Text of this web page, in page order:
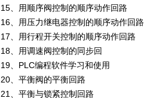
15、用顺序阀控制的顺序动作回路
16、用压力继电器控制的顺序动作回路
17、用行程开关控制的顺序动作回路
18、用调速阀控制的同步回
19、PLC编程软件学习和使用
20、平衡阀的平衡回路
21、平衡与锁紧控制回路